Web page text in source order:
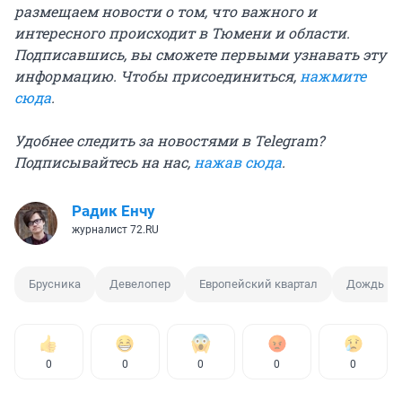
размещаем новости о том, что важного и
интересного происходит в Тюмени и области.
Подписавшись, вы сможете первыми узнавать эту
информацию. Чтобы присоединиться, нажмите
сюда.
Удобнее следить за новостями в Telegram?
Подписывайтесь на нас, нажав сюда.
Радик Енчу
журналист 72.RU
Брусника Девелопер Европейский квартал Дождь
0 0 0 0 0